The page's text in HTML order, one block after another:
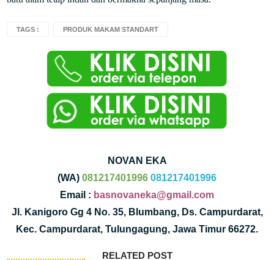
TAGS : PRODUK MAKAM STANDART
NOVAN EKA
(WA) 081217401996 081217401996
Email : basnovaneka@gmail.com
Jl. Kanigoro Gg 4 No. 35, Blumbang, Ds. Campurdarat,
Kec. Campurdarat, Tulungagung, Jawa Timur 66272.
RELATED POST